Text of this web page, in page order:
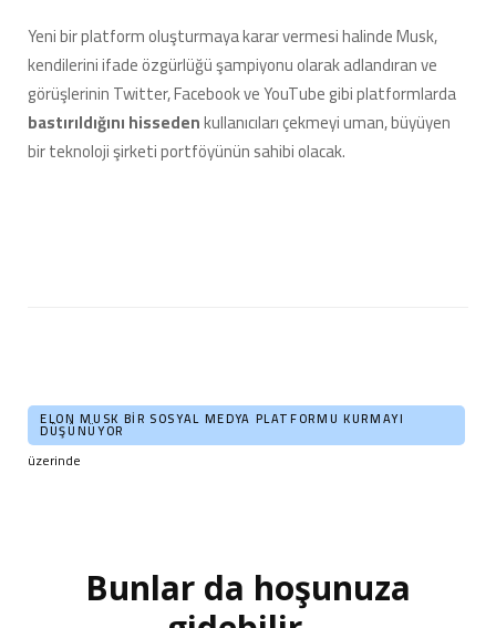
Yeni bir platform oluşturmaya karar vermesi halinde Musk,
kendilerini ifade özgürlüğü şampiyonu olarak adlandıran ve
görüşlerinin Twitter, Facebook ve YouTube gibi platformlarda
bastırıldığını hissedenkullanıcıları çekmeyi uman, büyüyen
bir teknoloji şirketi portföyünün sahibi olacak.
ELON MUSK BIR SOSYAL MEDYA PLATFORMU KURMAYI
DÜŞÜNÜYOR
üzerinde
Bunlar da hoşunuza